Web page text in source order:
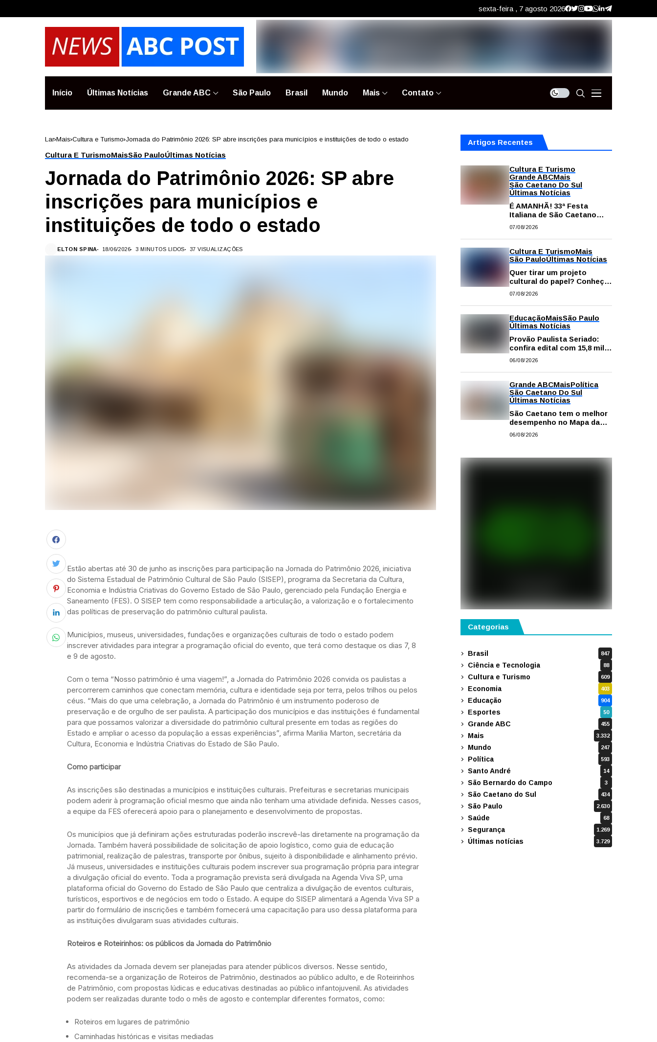
sexta-feira , 7 agosto 2026
Início Últimas Notícias Grande ABC São Paulo Brasil Mundo Mais Contato
Lar Mais Cultura e Turismo Jornada do Patrimônio 2026: SP abre inscrições para municípios e instituições de todo o estado
Cultura E TurismoMaisSão PauloÚltimas Notícias
Jornada do Patrimônio 2026: SP abre
inscrições para municípios e
instituições de todo o estado
ELTON SPINA 18/06/2026 3 MINUTOS LIDOS 37 VISUALIZAÇÕES
Estão abertas até 30 de junho as inscrições para participação na Jornada do Patrimônio 2026, iniciativa
do Sistema Estadual de Patrimônio Cultural de São Paulo (SISEP), programa da Secretaria da Cultura,
Economia e Indústria Criativas do Governo Estado de São Paulo, gerenciado pela Fundação Energia e
Saneamento (FES). O SISEP tem como responsabilidade a articulação, a valorização e o fortalecimento
das políticas de preservação do patrimônio cultural paulista.
Municípios, museus, universidades, fundações e organizações culturais de todo o estado podem
inscrever atividades para integrar a programação oficial do evento, que terá como destaque os dias 7, 8
e 9 de agosto.
Com o tema “Nosso patrimônio é uma viagem!”, a Jornada do Patrimônio 2026 convida os paulistas a
percorrerem caminhos que conectam memória, cultura e identidade seja por terra, pelos trilhos ou pelos
céus. “Mais do que uma celebração, a Jornada do Patrimônio é um instrumento poderoso de
preservação e de orgulho de ser paulista. A participação dos municípios e das instituições é fundamental
para que possamos valorizar a diversidade do patrimônio cultural presente em todas as regiões do
Estado e ampliar o acesso da população a essas experiências”, afirma Marilia Marton, secretária da
Cultura, Economia e Indústria Criativas do Estado de São Paulo.
Como participar
As inscrições são destinadas a municípios e instituições culturais. Prefeituras e secretarias municipais
podem aderir à programação oficial mesmo que ainda não tenham uma atividade definida. Nesses casos,
a equipe da FES oferecerá apoio para o planejamento e desenvolvimento de propostas.
Os municípios que já definiram ações estruturadas poderão inscrevê-las diretamente na programação da
Jornada. Também haverá possibilidade de solicitação de apoio logístico, como guia de educação
patrimonial, realização de palestras, transporte por ônibus, sujeito à disponibilidade e alinhamento prévio.
Já museus, universidades e instituições culturais podem inscrever sua programação própria para integrar
a divulgação oficial do evento. Toda a programação prevista será divulgada na Agenda Viva SP, uma
plataforma oficial do Governo do Estado de São Paulo que centraliza a divulgação de eventos culturais,
turísticos, esportivos e de negócios em todo o Estado. A equipe do SISEP alimentará a Agenda Viva SP a
partir do formulário de inscrições e também fornecerá uma capacitação para uso dessa plataforma para
as instituições divulgaram suas atividades culturais.
Roteiros e Roteirinhos: os públicos da Jornada do Patrimônio
As atividades da Jornada devem ser planejadas para atender públicos diversos. Nesse sentido,
recomenda-se a organização de Roteiros de Patrimônio, destinados ao público adulto, e de Roteirinhos
de Patrimônio, com propostas lúdicas e educativas destinadas ao público infantojuvenil. As atividades
podem ser realizadas durante todo o mês de agosto e contemplar diferentes formatos, como:
Roteiros em lugares de patrimônio
Caminhadas históricas e visitas mediadas
Artigos Recentes
Cultura E Turismo
Grande ABCMais
São Caetano Do Sul
Últimas Notícias
É AMANHÃ! 33ª Festa
Italiana de São Caetano
começa neste sábado com
solidariedade
07/08/2026
Cultura E TurismoMais
São PauloÚltimas Notícias
Quer tirar um projeto
cultural do papel? Conheça
os principais editais
07/08/2026
EducaçãoMaisSão Paulo
Últimas Notícias
Provão Paulista Seriado:
confira edital com 15,8 mil
vagas para ensino superior
06/08/2026
Grande ABCMaisPolítica
São Caetano Do Sul
Últimas Notícias
São Caetano tem o melhor
desempenho no Mapa da
Desigualdade da Grande SP
06/08/2026
Categorias
Brasil 847
Ciência e Tecnologia 88
Cultura e Turismo 609
Economia 403
Educação 904
Esportes 50
Grande ABC 455
Mais 3.332
Mundo 247
Política 593
Santo André 14
São Bernardo do Campo 3
São Caetano do Sul 434
São Paulo 2.630
Saúde 68
Segurança 1.269
Últimas notícias 3.729